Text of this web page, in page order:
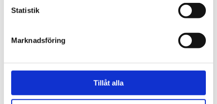
Statistik
Marknadsföring
Tillåt alla
Stockholm
samlades i Kungsträdgården